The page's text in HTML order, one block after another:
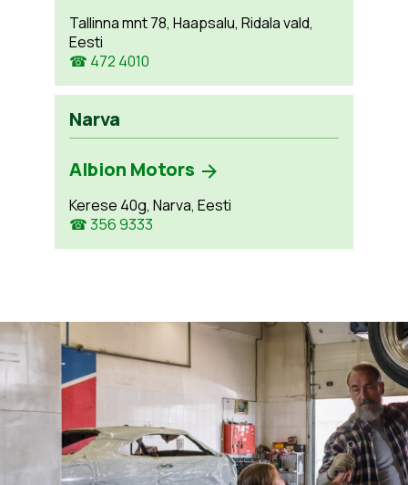
Tallinna mnt 78, Haapsalu, Ridala vald,
Eesti
☎ 472 4010
Narva
Albion Motors
Kerese 40g, Narva, Eesti
☎ 356 9333